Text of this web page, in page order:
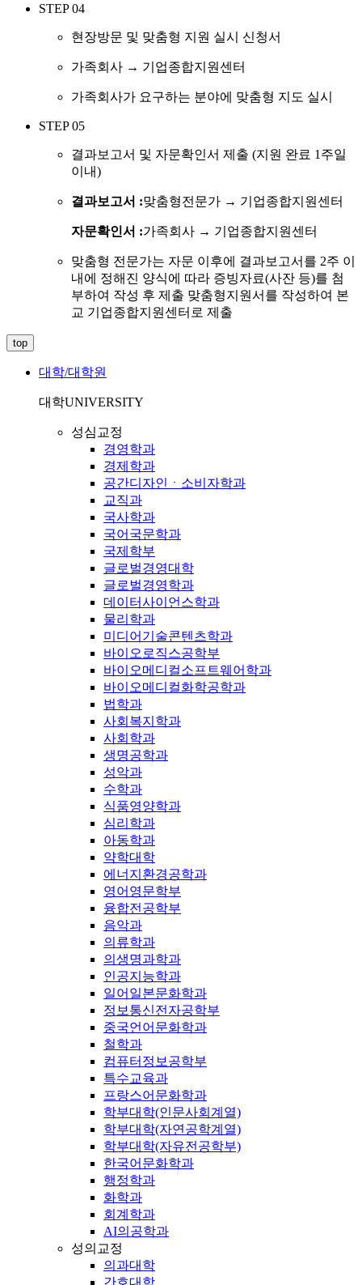
STEP 04
현장방문 및 맞춤형 지원 실시 신청서
가족회사 → 기업종합지원센터
가족회사가 요구하는 분야에 맞춤형 지도 실시
STEP 05
결과보고서 및 자문확인서 제출 (지원 완료 1주일
이내)
결과보고서 :맞춤형전문가 → 기업종합지원센터
자문확인서 :가족회사 → 기업종합지원센터
맞춤형 전문가는 자문 이후에 결과보고서를 2주 이
내에 정해진 양식에 따라 증빙자료(사잔 등)를 첨
부하여 작성 후 제출 맞춤형지원서를 작성하여 본
교 기업종합지원센터로 제출
top
대학/대학원
대학UNIVERSITY
성심교정
경영학과
경제학과
공간디자인ㆍ소비자학과
교직과
국사학과
국어국문학과
국제학부
글로벌경영대학
글로벌경영학과
데이터사이언스학과
물리학과
미디어기술콘텐츠학과
바이오로직스공학부
바이오메디컬소프트웨어학과
바이오메디컬화학공학과
법학과
사회복지학과
사회학과
생명공학과
성악과
수학과
식품영양학과
심리학과
아동학과
약학대학
에너지환경공학과
영어영문학부
융합전공학부
음악과
의류학과
의생명과학과
인공지능학과
일어일본문화학과
정보통신전자공학부
중국언어문화학과
철학과
컴퓨터정보공학부
특수교육과
프랑스어문화학과
학부대학(인문사회계열)
학부대학(자연공학계열)
학부대학(자유전공학부)
한국어문화학과
행정학과
화학과
회계학과
AI의공학과
성의교정
의과대학
간호대학